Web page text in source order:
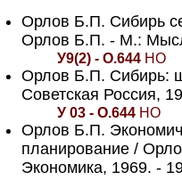
Орлов Б.П. Сибирь
Орлов Б.П. - М.:
У9(2) - О.644НО
Орлов Б.П. Сибирь:
Советская Россия,
У 03 - О.644НО
Орлов Б.П.
планирование /
Экономика, 1969. -